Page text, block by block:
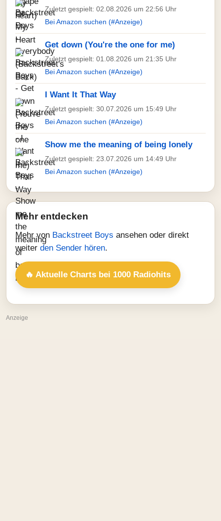
Zuletzt gespielt: 02.08.2026 um 22:56 Uhr
Bei Amazon suchen (#Anzeige)
Get down (You're the one for me)
Zuletzt gespielt: 01.08.2026 um 21:35 Uhr
Bei Amazon suchen (#Anzeige)
I Want It That Way
Zuletzt gespielt: 30.07.2026 um 15:49 Uhr
Bei Amazon suchen (#Anzeige)
Show me the meaning of being lonely
Zuletzt gespielt: 23.07.2026 um 14:49 Uhr
Bei Amazon suchen (#Anzeige)
Mehr entdecken
Mehr von Backstreet Boys ansehen oder direkt
weiter den Sender hören.
🔥 Aktuelle Charts bei 1000 Radiohits
Anzeige